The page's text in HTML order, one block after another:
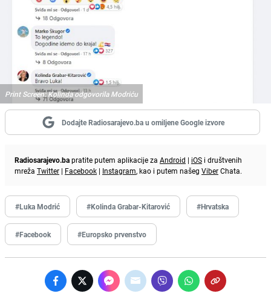
Print Screen: Kolinda odgovorila Modriću
Dodajte Radiosarajevo.ba u omiljene Google izvore
Radiosarajevo.bapratite putem aplikacije za Android | iOS i društvenih
mreža Twitter | Facebook | Instagram, kao i putem našeg ViberChata.
#Luka Modrić #Kolinda Grabar-Kitarović #Hrvatska
#Facebook #Europsko prvenstvo